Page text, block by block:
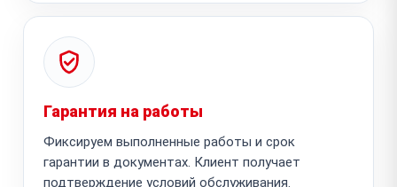
Гарантия на работы
Фиксируем выполненные работы и срок
гарантии в документах. Клиент получает
подтверждение условий обслуживания.